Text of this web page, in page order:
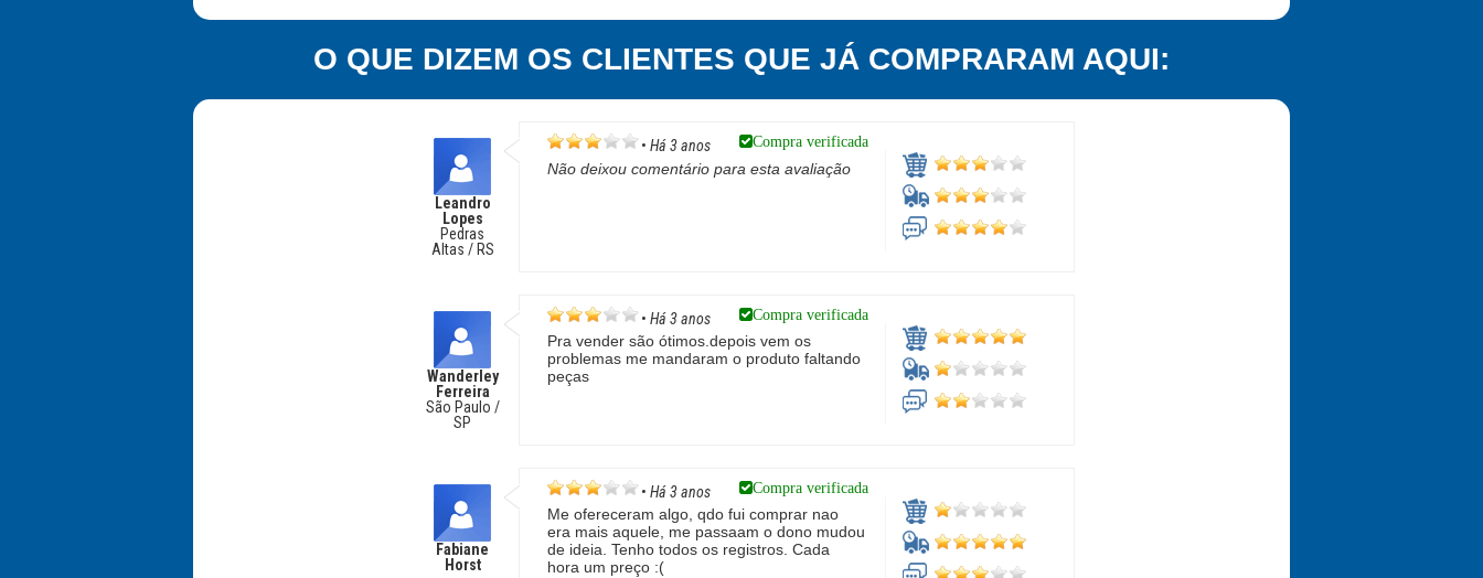
O QUE DIZEM OS CLIENTES QUE JÁ COMPRARAM AQUI:
Leandro
Lopes
Pedras
Altas / RS
• Há 3 anos Compra verificada
Não deixou comentário para esta avaliação
Wanderley
Ferreira
São Paulo /
SP
• Há 3 anos Compra verificada
Pra vender são ótimos.depois vem os
problemas me mandaram o produto faltando
peças
Fabiane
Horst
• Há 3 anos Compra verificada
Me ofereceram algo, qdo fui comprar nao
era mais aquele, me passaam o dono mudou
de ideia. Tenho todos os registros. Cada
hora um preço :(